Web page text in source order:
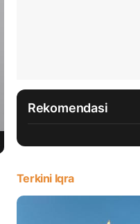
Rekomendasi
Terkini Iqra